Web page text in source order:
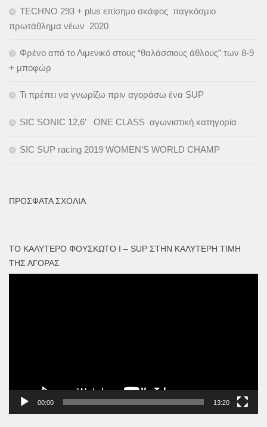
TECHNO 293 + plus επίσημο σκάφος παγκόσμιο
πρωτάθλημα νέων 2020
Φρένο από το Λιμενικό στους “θαλάσσιους άθλους” των 8-9
+ μποφώρ
Τι πρέπει να γνωρίζω πριν αγοράσω ένα SUP
SIC SONIC 12,6′ ONE CLASS αγωνιστική κατηγορία
SIC SUP racing 2019 WOMEN’S WORLD CHAMP
ΠΡΌΣΦΑΤΑ ΣΧΌΛΙΑ
ΤΟ ΚΑΛΎΤΕΡΟ ΦΟΥΣΚΩΤΟ I – SUP ΣΤΗΝ ΚΑΛΎΤΕΡΗ ΤΙΜΉ
ΤΗΣ ΑΓΟΡΆΣ
00:00 13:20